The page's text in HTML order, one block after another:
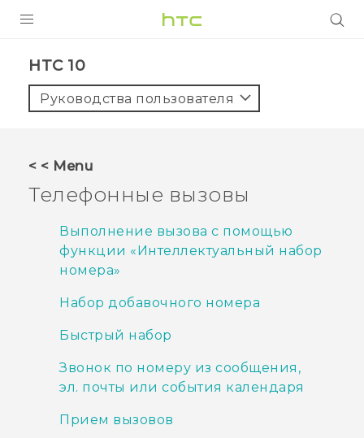
5G
ПОДДЕРЖКА
HTC 10‎
Руководства пользователя
< < Menu
Телефонные вызовы
Выполнение вызова с помощью
функции «Интеллектуальный набор
номера»
Набор добавочного номера
Быстрый набор
Звонок по номеру из сообщения,
эл. почты или события календаря
Прием вызовов